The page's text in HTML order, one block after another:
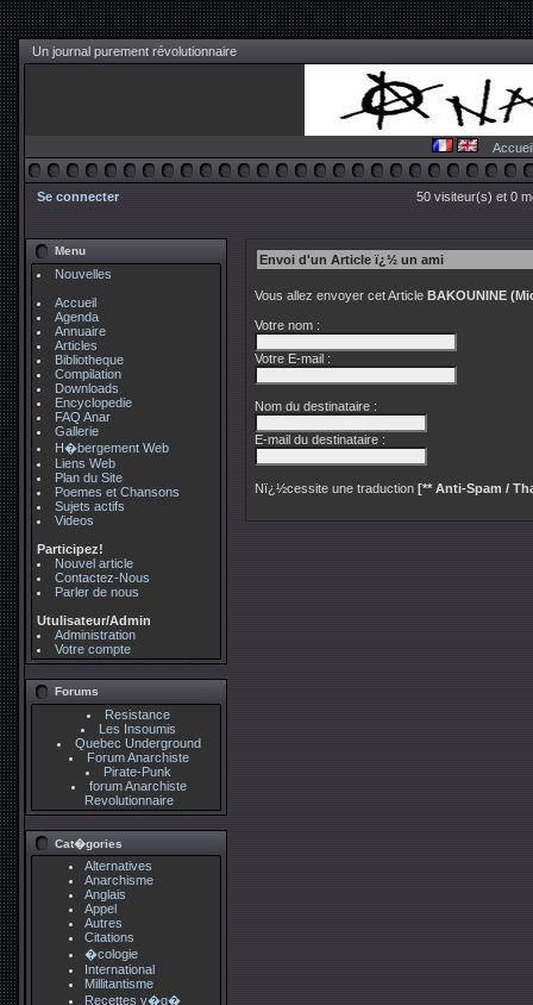
Un journal purement révolutionnaire
Accueil
Se connecter 50 visiteur(s) et 0
Menu
Nouvelles
Accueil
Agenda
Annuaire
Articles
Bibliotheque
Compilation
Downloads
Encyclopedie
FAQ Anar
Gallerie
H�bergement Web
Liens Web
Plan du Site
Poemes et Chansons
Sujets actifs
Videos
Participez!
Nouvel article
Contactez-Nous
Parler de nous
Utulisateur/Admin
Administration
Votre compte
Forums
Resistance
Les Insoumis
Quebec Underground
Forum Anarchiste
Pirate-Punk
forum Anarchiste
Revolutionnaire
Cat�gories
Alternatives
Anarchisme
Anglais
Appel
Autres
Citations
�cologie
International
Millitantisme
Recettes v�g�
Envoi d'un Article ï¿½ un ami
Vous allez envoyer cet Article BAKOUNINE
Votre nom :
Votre E-mail :
Nom du destinataire :
E-mail du destinataire :
Nï¿½cessite une traduction [** Anti-Spam /